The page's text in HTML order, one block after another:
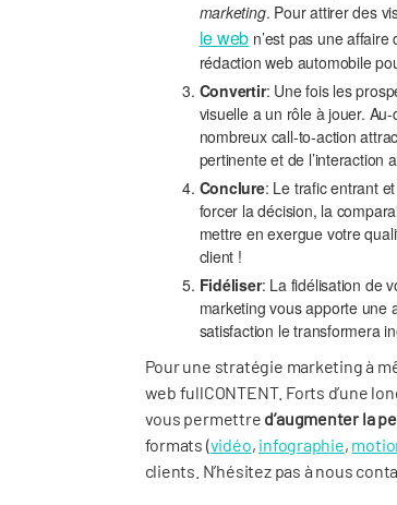
marketing. Pour attirer des
le web n’est pas une
rédaction web automobile
Convertir: Une fois les
visuelle a un rôle à jouer.
nombreux call-to-action
pertinente et de l’interaction
Conclure: Le trafic entrant
forcer la décision, la
mettre en exergue votre
client !
Fidéliser: La fidélisation de
marketing vous apporte une
satisfaction le transformera
Pour une stratégie marketing à
web fullCONTENT. Forts d’une
vous permettre d’augmenter la
formats (vidéo, infographie,
clients. N’hésitez pas à nous